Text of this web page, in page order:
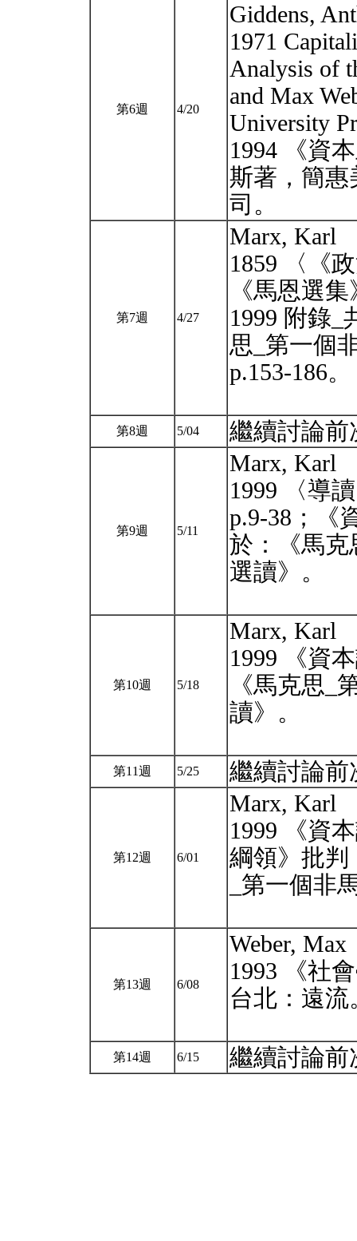
第6週 4/20
Giddens,
1971
Analysis of
and Max
University
1994 《資
斯著，簡惠
司。
第7週 4/27
Marx, Karl
1859 〈《
《馬恩選
1999 附錄
思_第一個
p.153-186。
第8週 5/04 繼續討論
第9週 5/11
Marx, Karl
1999 〈導
p.9-38；《
於：《馬克
選讀》。
第10週 5/18
Marx, Karl
1999 《資
《馬克思_
讀》。
第11週 5/25 繼續討論
第12週 6/01
Marx, Karl
1999 《資
綱領》批判
_第一個非
第13週 6/08
Weber,
1993 《社
台北：遠流
第14週 6/15 繼續討論